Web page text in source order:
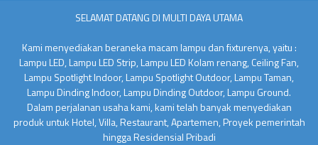
SELAMAT DATANG DI MULTI DAYA UTAMA
Kami menyediakan beraneka macam lampu dan fixturenya, yaitu :
Lampu LED, Lampu LED Strip, Lampu LED Kolam renang, Ceiling Fan,
Lampu Spotlight Indoor, Lampu Spotlight Outdoor, Lampu Taman,
Lampu Dinding Indoor, Lampu Dinding Outdoor, Lampu Ground.
Dalam perjalanan usaha kami, kami telah banyak menyediakan
produk untuk Hotel, Villa, Restaurant, Apartemen, Proyek pemerintah
hingga Residensial Pribadi